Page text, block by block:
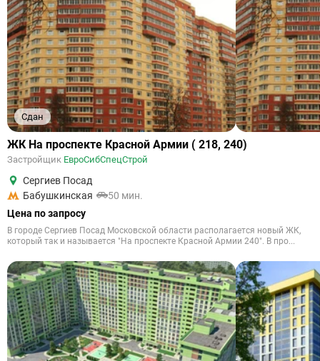
Сдан
ЖК На проспекте Красной Армии ( 218, 240)
Застройщик ЕвроСибСпецСтрой
Сергиев Посад
Бабушкинская
50 мин.
Цена по запросу
В городе Сергиев Посад Московской области располагается новый ЖК,
который так и называется "На проспекте Красной Армии 240". В про...